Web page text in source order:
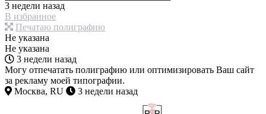
3 недели назад
В избранное
Печатаю полиграфию
Не указана
Не указана
3 недели назад
Могу отпечатать полиграфию или оптимизировать Ваш сайт
за рекламу моей типографии.
Москва, RU
3 недели назад